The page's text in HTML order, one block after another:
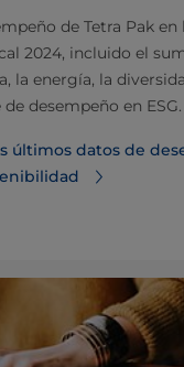
de Tetra Pak
2024, incluido el
la energía, la
desempeño en ESG.
últimos datos de